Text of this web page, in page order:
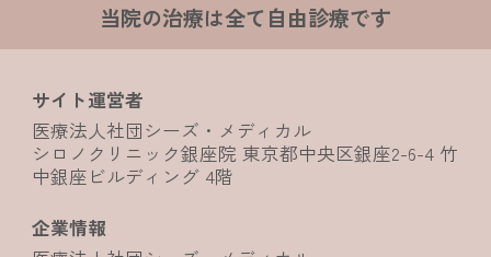
当院の治療は全て自由診療です
サイト運営者
医療法人社団シーズ・メディカル
シロノクリニック銀座院 東京都中央区銀座2-6-4 竹
中銀座ビルディング 4階
企業情報